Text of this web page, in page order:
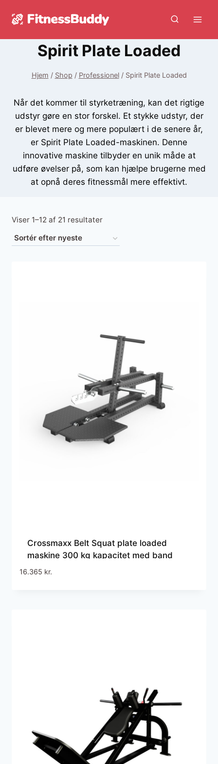
Spirit Plate Loaded
Hjem / Shop / Professionel / Spirit Plate Loaded
Når det kommer til styrketræning, kan det rigtige
udstyr gøre en stor forskel. Et stykke udstyr, der
er blevet mere og mere populært i de senere år,
er Spirit Plate Loaded-maskinen. Denne
innovative maskine tilbyder en unik måde at
udføre øvelser på, som kan hjælpe brugerne med
at opnå deres fitnessmål mere effektivt.
Viser 1–12 af 21 resultaterSorteret
seneste
Crossmaxx Belt Squat plate loaded
maskine 300 kg kapacitet med band
pegs til effektiv og skånsom benstyrke i
16.365 kr.